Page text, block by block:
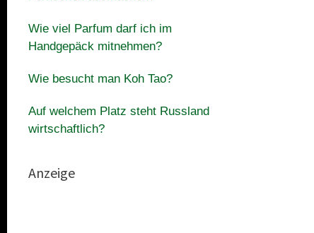
Wie viel Parfum darf ich im
Handgepäck mitnehmen?
Wie besucht man Koh Tao?
Auf welchem Platz steht Russland
wirtschaftlich?
Anzeige